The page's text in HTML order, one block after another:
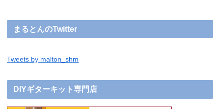
まるとんのTwitter
Tweets by malton_shm
DIYギターキット専門店